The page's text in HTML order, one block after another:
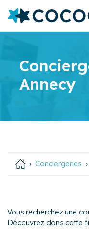
Annecy
Conciergeries
Vous recherchez une
Découvrez dans cette